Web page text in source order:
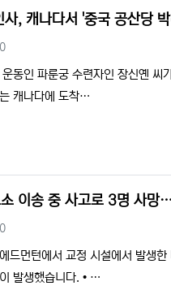
사, 캐나다서 '중국 공산당
조회
0
동인 파룬궁 수련자인 장신옌
캐나다에 도착…
이송 중 사고로 3명 사망
조회
0
드먼턴에서 교정 시설에서 발생
발생했습니다. • …